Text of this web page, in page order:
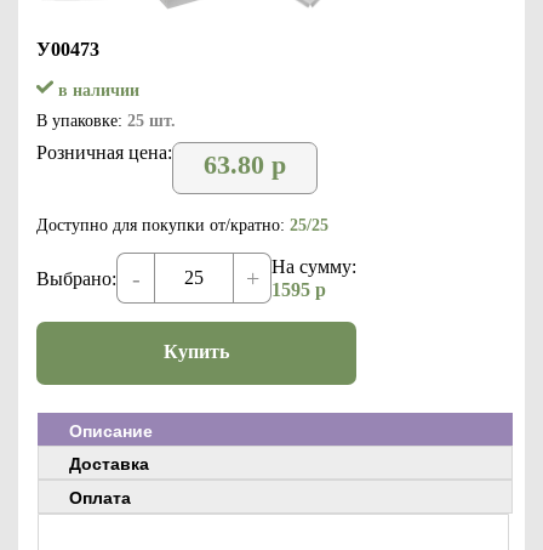
У00473
в наличии
В упаковке: 25 шт.
Розничная цена: 63.80 р
Доступно для покупки от/кратно: 25/25
Выбрано: - +
На сумму:
1595 р
Купить
Описание
Доставка
Оплата